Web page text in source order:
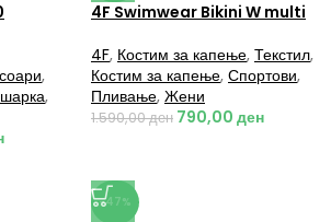
,
,
4F Swimwear Bikini W multi
4F, Костим за капење, Текстил,
Костим за капење, Спортови,
Пливање, Жени
1.590,00ден 790,00 ден
-47%